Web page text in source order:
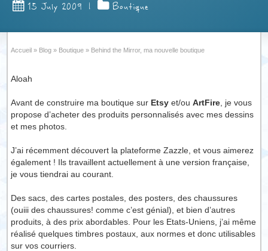
15 July 2009 | Boutique
Accueil » Blog » Boutique » Behind the Mirror, ma nouvelle boutique
Aloah
Avant de construire ma boutique sur Etsy et/ouArtFire , je vous
propose d’acheter des produits personnalisés avec mes dessins
et mes photos.
J’ai récemment découvert la plateforme Zazzle, et vous aimerez
également ! Ils travaillent actuellement à une version française,
je vous tiendrai au courant.
Des sacs, des cartes postales, des posters, des chaussures
(ouiii des chaussures! comme c’est génial), et bien d’autres
produits, à des prix abordables. Pour les Etats-Uniens, j’ai même
réalisé quelques timbres postaux, aux normes et donc utilisables
sur vos courriers.